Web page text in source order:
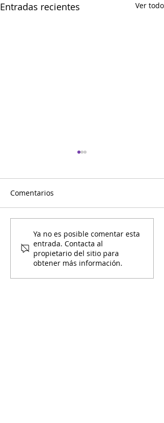
Entradas recientes Ver todo
Mami y Yo Calendario de
Marzo
Comentarios
Ya no es posible comentar esta
entrada. Contacta al
propietario del sitio para
obtener más información.